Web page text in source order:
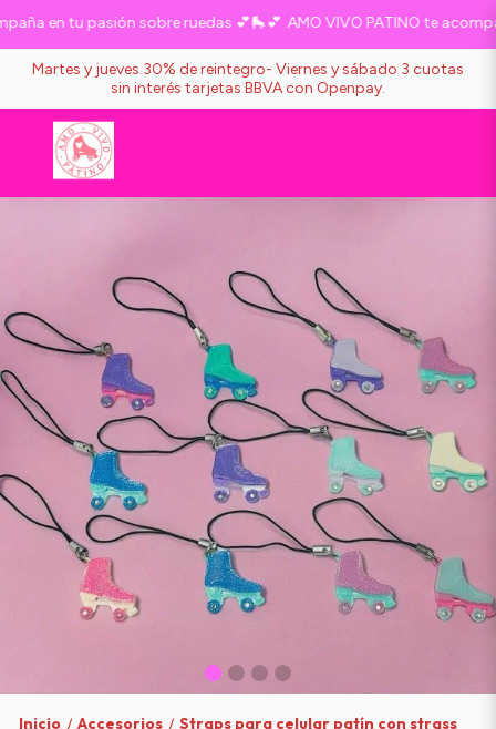
en tu pasión sobre ruedas 💕🛼💕 AMO VIVO PATINO te
Martes y jueves 30% de reintegro- Viernes y sábado 3 cuotas
sin interés tarjetas BBVA con Openpay.
Inicio / Accesorios / Straps para celular patín con strass